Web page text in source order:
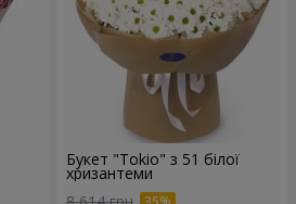
Букет "Tokio" з 51 білої
хризантеми